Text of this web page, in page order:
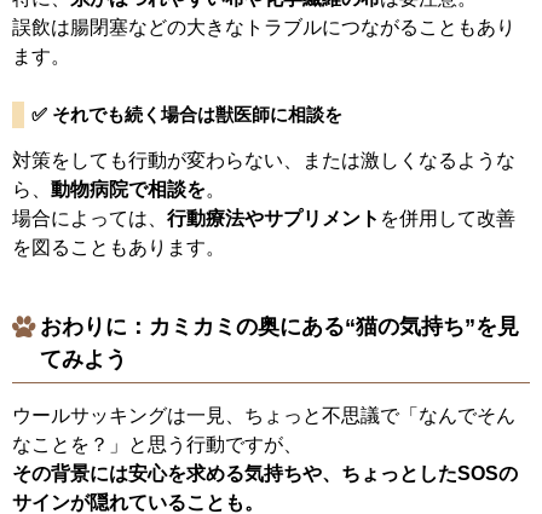
誤飲は腸閉塞などの大きなトラブルにつながることもあり
ます。
✅ それでも続く場合は獣医師に相談を
対策をしても行動が変わらない、または激しくなるような
ら、 動物病院で相談を。
場合によっては、 行動療法やサプリメント を併用して改善
を図ることもあります。
おわりに：カミカミの奥にある“猫の気持ち”を見
てみよう
ウールサッキングは一見、ちょっと不思議で「なんでそん
なことを？」と思う行動ですが、
その背景には安心を求める気持ちや、ちょっとしたSOSの
サインが隠れていることも。